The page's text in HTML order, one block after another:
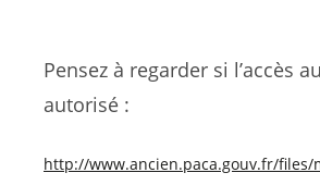
Pensez à regarder si l’accès
autorisé :
http://www.ancien.paca.gouv.fr/files/